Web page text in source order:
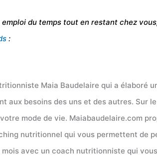
du temps tout en restant chez
:
Maia Baudelaire qui a élaboré
aux besoins des uns et des autres.
mode de vie. Maiabaudelaire.com
nutritionnel qui vous permettent de
avec un coach nutritionniste qui